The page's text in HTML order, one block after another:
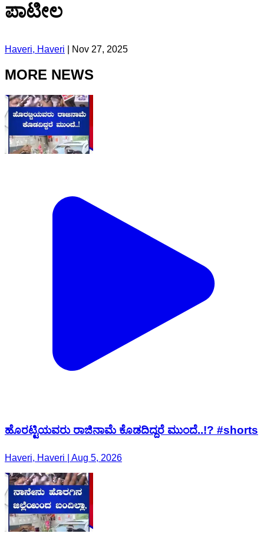
ಪಾಟೀಲ
Haveri, Haveri Nov 27, 2025
MORE NEWS
ಹೊರಟ್ಟಿಯವರು ರಾಜಿನಾಮೆ ಕೊಡದಿದ್ದರೆ ಮುಂದೆ..!? #shorts
Haveri, Haveri | Aug 5, 2026